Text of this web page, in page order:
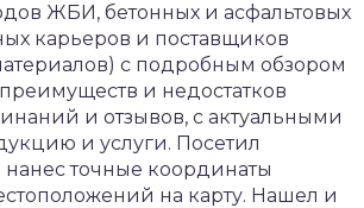
ЖБИ, бетонных и асфальтовых
карьеров и поставщиков
с подробным обзором
и недостатков
и отзывов, с актуальными
и услуги. Посетил
точные координаты
на карту. Нашел и